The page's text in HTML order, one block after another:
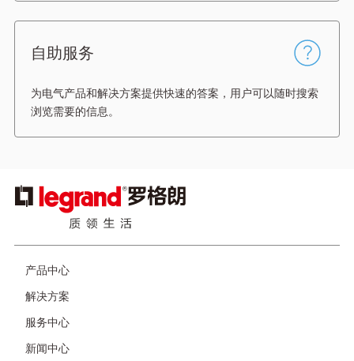
自助服务
为电气产品和解决方案提供快速的答案，用户可以随时搜索
浏览需要的信息。
像
产品中心
解决方案
服务中心
新闻中心